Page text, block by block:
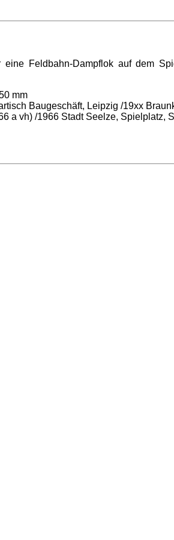
Feldbahn-Dampflok auf dem
mm
Baugeschäft, Leipzig /19xx
a vh) /1966 Stadt Seelze, Spielplatz,